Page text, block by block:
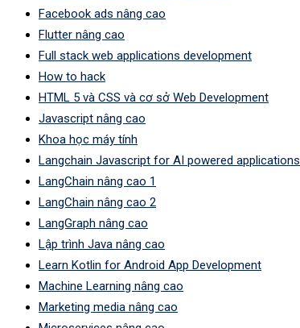
Facebook ads nâng cao
Flutter nâng cao
Full stack web applications development
How to hack
HTML 5 và CSS và cơ sở Web Development
Javascript nâng cao
Khoa học máy tính
Langchain Javascript for AI powered applications
LangChain nâng cao 1
LangChain nâng cao 2
LangGraph nâng cao
Lập trình Java nâng cao
Learn Kotlin for Android App Development
Machine Learning nâng cao
Marketing media nâng cao